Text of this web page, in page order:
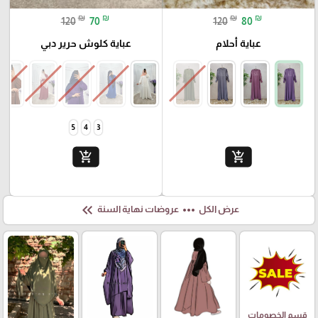
120 ₪ 80 ₪
عباية أحلام
add_shopping_cart
120 ₪ 70 ₪
عباية كلوش حرير دبي
3
4
5
add_shopping_cart
عرض الكل more_horiz عروضات نهاية السنة keyboard_double_arrow_left
قسم الخصومات